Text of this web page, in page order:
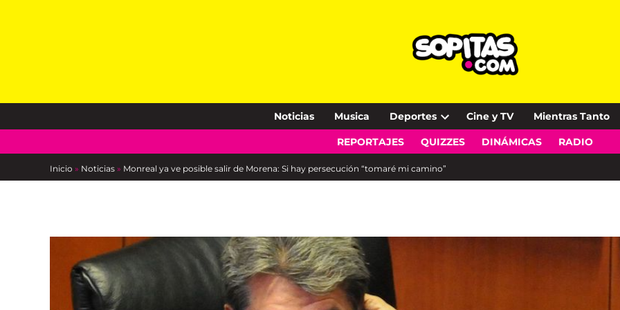
Noticias Musica Deportes
Open
dropdown
Cine y TV Mientras Tanto
REPORTAJES QUIZZES DINÁMICAS RADIO
Inicio » Noticias » Monreal ya ve posible salir de Morena: Si hay persecución “tomaré mi camino”